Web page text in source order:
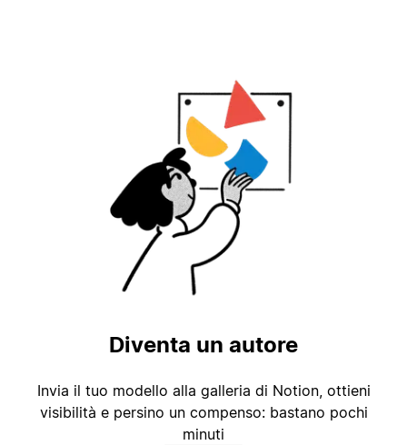
Diventa un autore
Invia il tuo modello alla galleria di Notion, ottieni
visibilità e persino un compenso: bastano pochi
minuti